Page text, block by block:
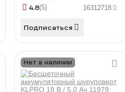
4G 18.0-EC/5.0 Set 482757
4.8(5) 16312718
Подписаться
Нет в наличии